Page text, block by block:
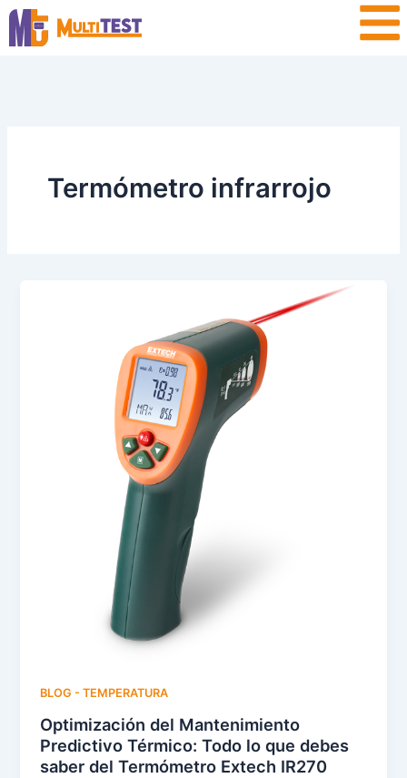
contenido
Termómetro infrarrojo
BLOG - TEMPERATURA
Optimización del Mantenimiento
Predictivo Térmico: Todo lo que debes
saber del Termómetro Extech IR270